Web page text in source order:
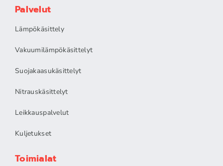
Palvelut
Lämpökäsittely
Vakuumilämpökäsittelyt
Suojakaasukäsittelyt
Nitrauskäsittelyt
Leikkauspalvelut
Kuljetukset
Toimialat